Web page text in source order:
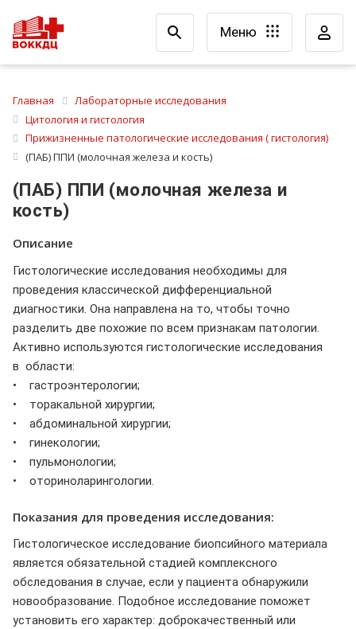
Меню
Главная
Лабораторные исследования
Цитология и гистология
Прижизненные патологические исследования ( гистология)
(ПАБ) ППИ (молочная железа и кость)
(ПАБ) ППИ (молочная железа и
кость)
Описание
Гистологические исследования необходимы для
проведения классической дифференциальной
диагностики. Она направлена на то, чтобы точно
разделить две похожие по всем признакам патологии.
Активно используются гистологические исследования
в области:
• гастроэнтерологии;
• торакальной хирургии;
• абдоминальной хирургии;
• гинекологии;
• пульмонологии;
• оториноларингологии.
Показания для проведения исследования:
Гистологическое исследование биопсийного материала
является обязательной стадией комплексного
обследования в случае, если у пациента обнаружили
новообразование. Подобное исследование поможет
установить его характер: доброкачественный или